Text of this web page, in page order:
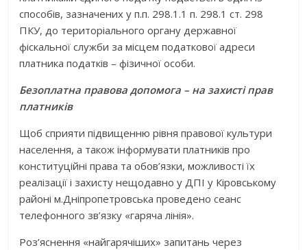
способів, зазначених у п.п. 298.1.1 п. 298.1 ст. 298
ПКУ, до територіального органу державної
фіскальної служби за місцем податкової адреси
платника податків – фізичної особи.
Безоплатна правова допомога – на захисті прав
платників
Щоб сприяти підвищенню рівня правової культури
населення, а також інформувати платників про
конституційні права та обов’язки, можливості їх
реалізації і захисту нещодавно у ДПІ у Кіровському
районі м.Дніпропетровська проведено сеанс
телефонного зв’язку «гаряча лінія».
Роз’яснення «найгарячіших» запитань через